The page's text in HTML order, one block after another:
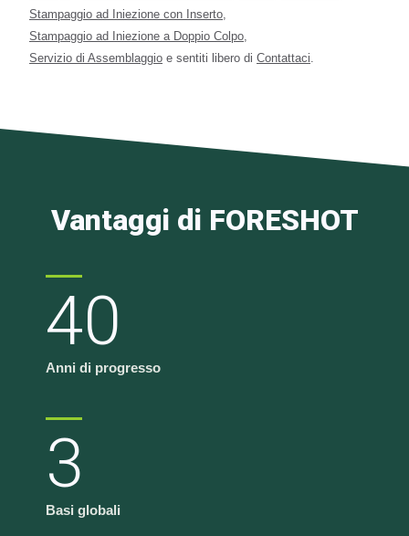
Stampaggio ad Iniezione con Inserto,
Stampaggio ad Iniezione a Doppio Colpo,
Servizio di Assemblaggio e sentiti libero di Contattaci.
Vantaggi di FORESHOT
40
Anni di progresso
3
Basi globali